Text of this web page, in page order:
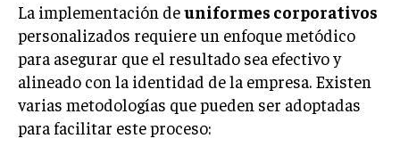
GESTIÓN DEL RIESGO EMPRESARIAL
NEGOCIACIÓN Y RESOLUCIÓN DE CONFLICTOS
DERECHO EMPRESARIAL Y REGULACIONES
ÉXITO EMPRESARIAL Y CASOS DE ESTUDIO
La implementación deuniformes corporativos
personalizados requiere un enfoque metódico
para asegurar que el resultado sea efectivo y
alineado con la identidad de la empresa. Existen
varias metodologías que pueden ser adoptadas
para facilitar este proceso: